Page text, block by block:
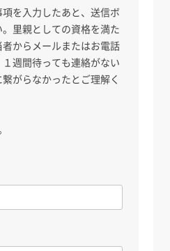
を入力したあと、送信ボ
里親としての資格を満た
からメールまたはお電話
週間待っても連絡がない
がらなかったとご理解く